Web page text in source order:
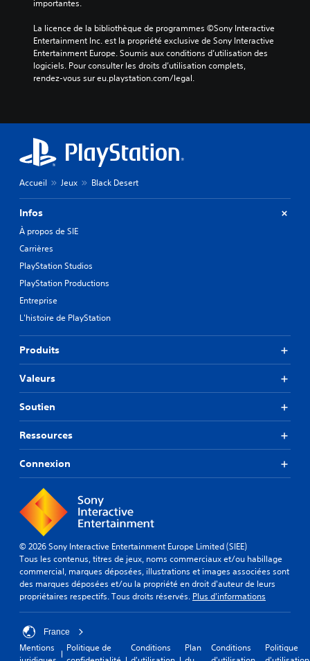
importantes.
La licence de la bibliothèque de programmes ©Sony Interactive
Entertainment Inc. est la propriété exclusive de Sony Interactive
Entertainment Europe. Soumis aux conditions d’utilisation des
logiciels. Pour consulter les droits d’utilisation complets,
rendez-vous sur eu.playstation.com/legal.
Accueil Jeux Black Desert
Infos
À propos de SIE
Carrières
PlayStation Studios
PlayStation Productions
Entreprise
L'histoire de PlayStation
Produits
Valeurs
Soutien
Ressources
Connexion
© 2026 Sony Interactive Entertainment Europe Limited (SIEE)
Tous les contenus, titres de jeux, noms commerciaux et/ou habillage
commercial, marques déposées, illustrations et images associées sont
des marques déposées et/ou la propriété en droit d'auteur de leurs
propriétaires respectifs. Tous droits réservés. Plus d'informations
France
Mentions
Politique de
Conditions
Plan
Conditions
Politique